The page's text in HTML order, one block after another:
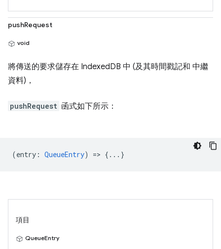
pushRequest
void
將傳送的要求儲存在 IndexedDB 中 (及其時間戳記和 中繼
資料)，
pushRequest 函式如下所示：
(entry : QueueEntry) => {...}
項目
QueueEntry